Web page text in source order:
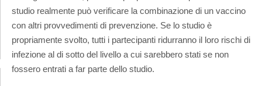
studio realmente può verificare la combinazione di un vaccino
con altri provvedimenti di prevenzione. Se lo studio è
propriamente svolto, tutti i partecipanti ridurranno il loro rischi di
infezione al di sotto del livello a cui sarebbero stati se non
fossero entrati a far parte dello studio.